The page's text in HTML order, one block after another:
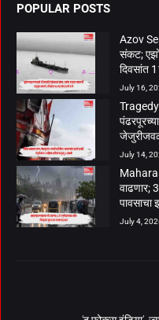
POPULAR POSTS
Azov
संकट;
दिवसांत
July 16,
Tragedy
July 14,
वाढणार;
पावसाचा
July 4,